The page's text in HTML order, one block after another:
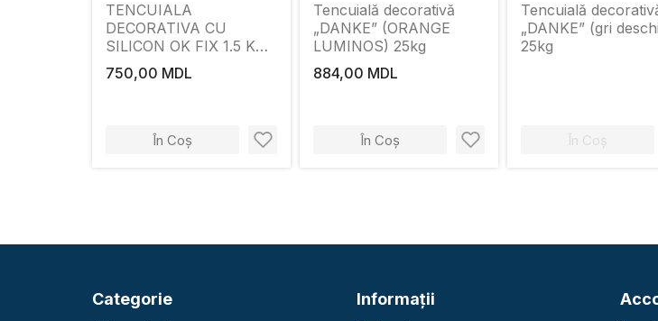
TENCUIALA
DECORATIVA CU
SILICON OK FIX 1.5 K
(BOB DE OREZ) ALBA
25KG
750,00 MDL
În Coș
Tencuială decorativă
„DANKE” (ORANGE
LUMINOS) 25kg
884,00 MDL
În Coș
Tencuială
„DANKE” (gri
25kg
În Coș
Categorie Informaţii